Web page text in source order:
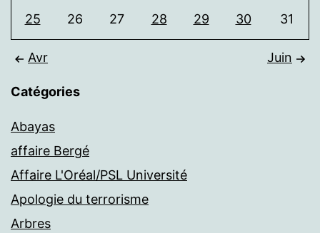
25 26 27 28 29 30 31
Avr Juin
Catégories
Abayas
affaire Bergé
Affaire L'Oréal/PSL Université
Apologie du terrorisme
Arbres